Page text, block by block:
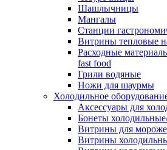
Шашлычницы
Мангалы
Станции
Витрины тепловые
Расходные
fast food
Грили водяные
Ножи для шаурмы
Холодильное
Аксессуары для
Бонеты
Витрины для
Витрины